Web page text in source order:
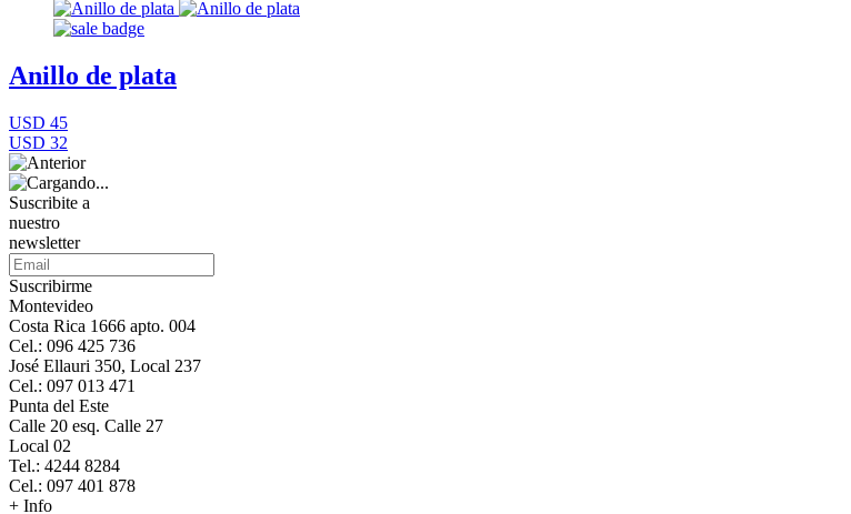
Anillo de plata
USD 45
USD 32
Suscribite a
nuestro
newsletter
Suscribirme
Montevideo
Costa Rica 1666 apto. 004
Cel.: 096 425 736
José Ellauri 350, Local 237
Cel.: 097 013 471
Punta del Este
Calle 20 esq. Calle 27
Local 02
Tel.: 4244 8284
Cel.: 097 401 878
+ Info